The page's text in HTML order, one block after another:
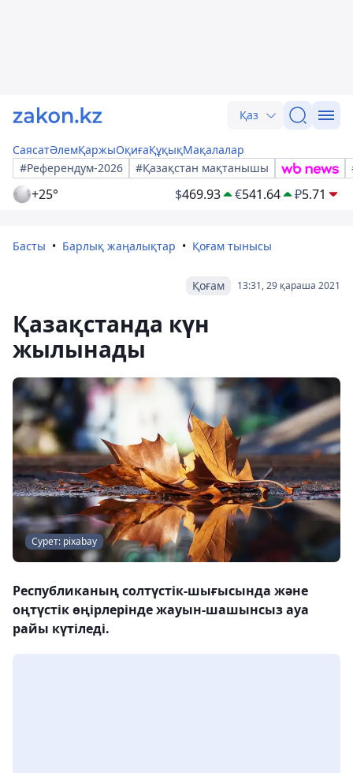
Қаз
СаясатӘлемҚаржыОқиғаҚұқықМақалалар
#Референдум-2026
#Қазақстан мақтанышы
+25° $469.93 €541.64 ₽5.71
Басты Барлық жаңалықтар Қоғам тынысы
13:31, 29 қараша 2021
Қоғам
Қазақстанда күн
жылынады
Сурет: pixabay
Республиканың солтүстік-шығысында және
оңтүстік өңірлерінде жауын-шашынсыз ауа
райы күтіледі.